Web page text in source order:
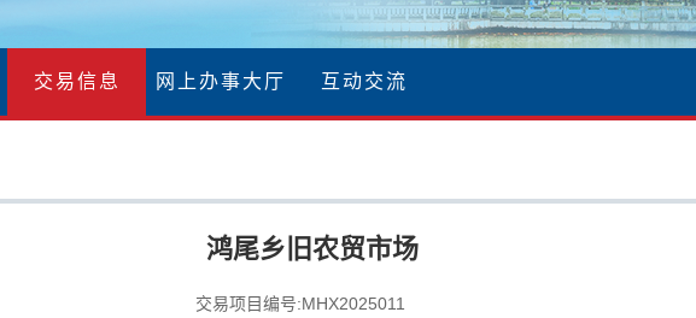
交易信息 网上办事大厅 互动交流
鸿尾乡旧农贸市场
交易项目编号:MHX2025011